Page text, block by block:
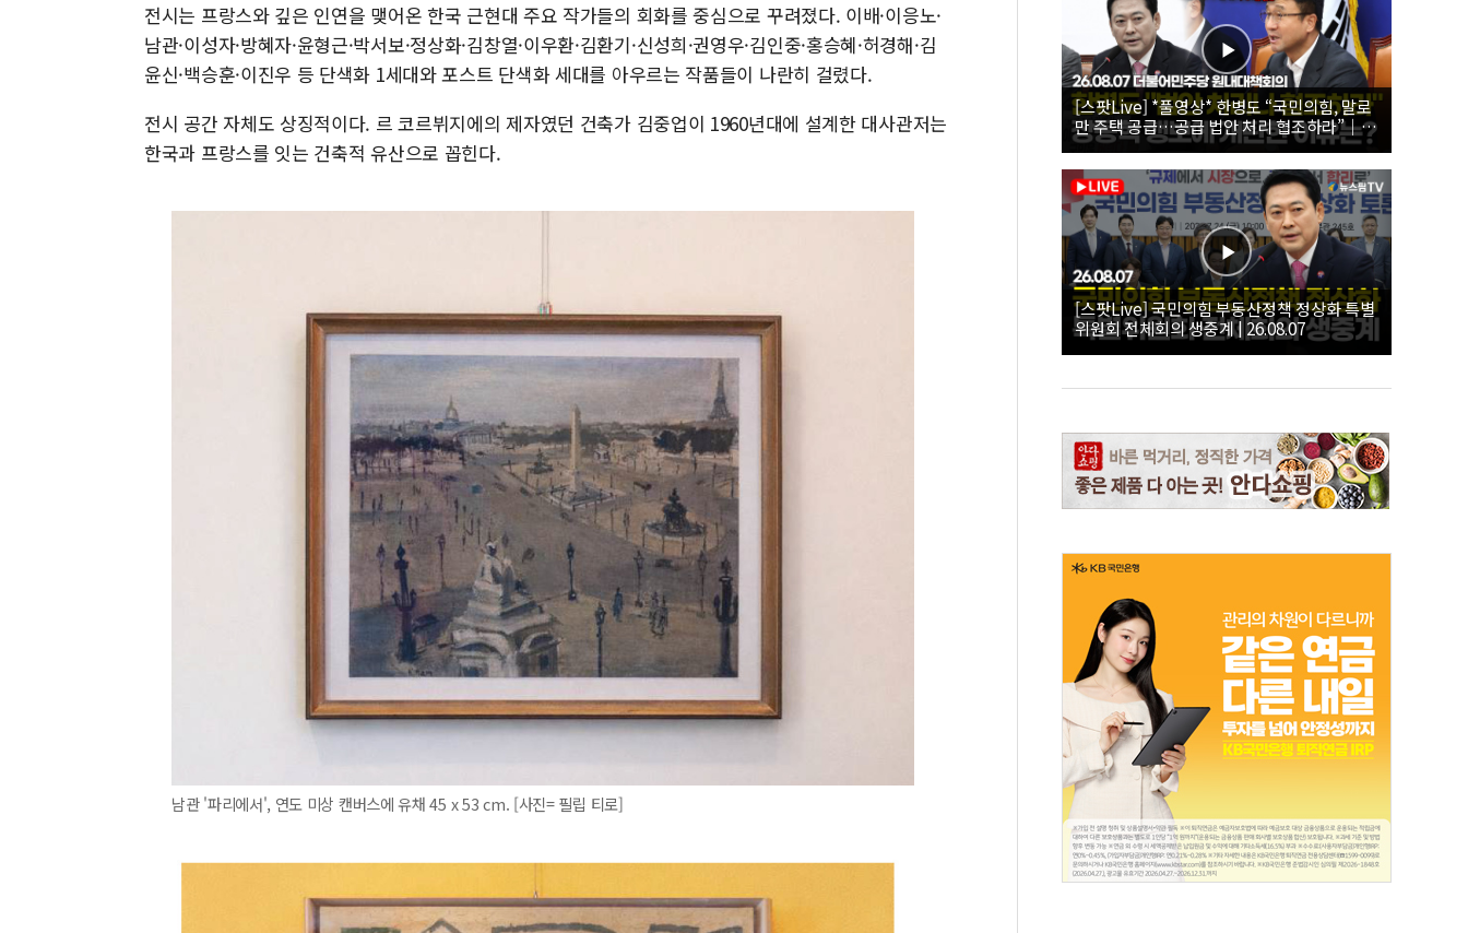
전시는 프랑스와 깊은 인연을 맺어온 한국 근현대 주요 작가들의 회화를 중심으로 꾸려졌다. 이배·이응노·
남관·이성자·방혜자·윤형근·박서보·정상화·김창열·이우환·김환기·신성희·권영우·김인중·홍승혜·허경해·김
윤신·백승훈·이진우 등 단색화 1세대와 포스트 단색화 세대를 아우르는 작품들이 나란히 걸렸다.
전시 공간 자체도 상징적이다. 르 코르뷔지에의 제자였던 건축가 김중업이 1960년대에 설계한 대사관저는
한국과 프랑스를 잇는 건축적 유산으로 꼽힌다.
남관 '파리에서', 연도 미상 캔버스에 유채 45 x 53 cm. [사진= 필립 티로]
[스팟Live] *풀영상* 한병도 “국민의힘, 말로
만 주택 공급…공급 법안 처리 협조하라”｜
26.08.07 더불어민주당 원내대책회의
[스팟Live] 국민의힘 부동산정책 정상화 특별
위원회 전체회의 생중계 | 26.08.07